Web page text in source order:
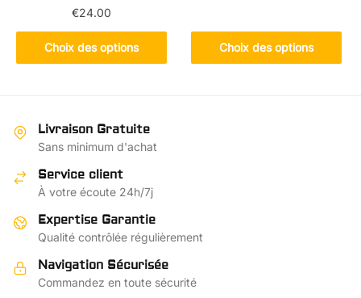
€24.00
Choix des options
Ce
produit
variations.
peuvent
être
choisies
sur
page
Choix des options
produit
a
Livraison Gratuite
Sans minimum d'achat
Service client
À votre écoute 24h/7j
Expertise Garantie
Qualité contrôlée régulièrement
Navigation Sécurisée
Commandez en toute sécurité